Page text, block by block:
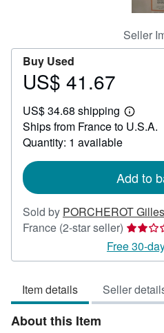
Seller
Buy Used
Price
41.67
US$ 41.67
US$ 34.68 shipping
Learn
more
Ships from France to U.S.A.
Quantity: 1 available
Add to
Sold by PORCHEROT
France (2-star seller) Seller
rating
2
of
5
Free 30-
Item details Seller
About this Item